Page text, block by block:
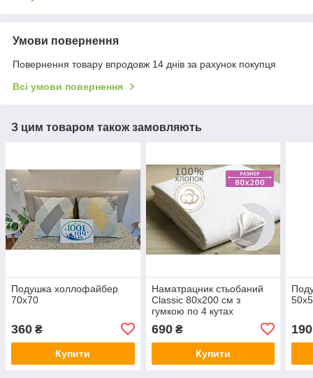
Умови повернення
Повернення товару впродовж 14 днів за рахунок покупця
Всі умови повернення
З цим товаром також замовляють
Подушка холлофайбер
70x70
360 ₴
Купити
Наматрацник стьобаний
Classic 80х200 см з
гумкою по 4 кутах
690₴
Купити
190